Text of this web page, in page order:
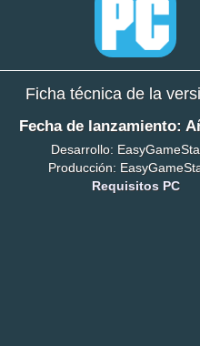
Ficha técnica de la
Fecha de lanzamiento:
Desarrollo:
Producción:
Requisitos PC